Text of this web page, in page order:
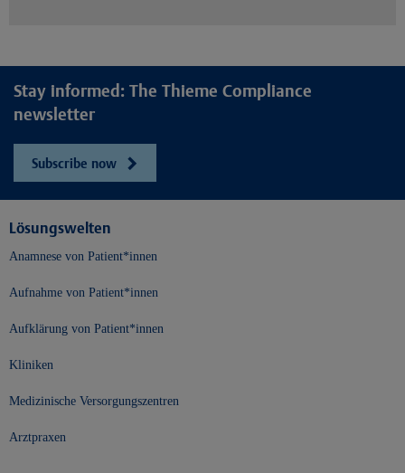
Stay informed: The Thieme Compliance
newsletter
Subscribe now
Lösungswelten
Anamnese von Patient*innen
Aufnahme von Patient*innen
Aufklärung von Patient*innen
Kliniken
Medizinische Versorgungszentren
Arztpraxen